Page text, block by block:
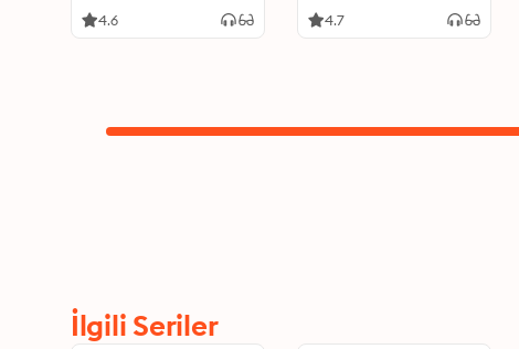
4.6 4.7
İlgili Seriler